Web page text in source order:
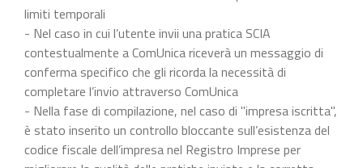
limiti temporali
- Nel caso in cui l’utente invii una pratica SCIA
contestualmente a ComUnica riceverà un messaggio di
conferma specifico che gli ricorda la necessità di
completare l’invio attraverso ComUnica
- Nella fase di compilazione, nel caso di "impresa iscritta",
è stato inserito un controllo bloccante sull’esistenza del
codice fiscale dell’impresa nel Registro Imprese per